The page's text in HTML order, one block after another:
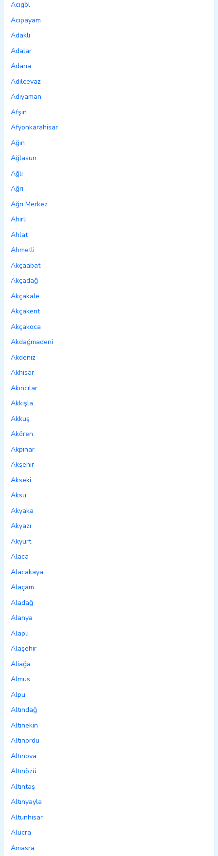
Acıgöl
Acıpayam
Adaklı
Adalar
Adana
Adilcevaz
Adıyaman
Afşin
Afyonkarahisar
Ağın
Ağlasun
Ağlı
Ağrı
Ağrı Merkez
Ahırlı
Ahlat
Ahmetli
Akçaabat
Akçadağ
Akçakale
Akçakent
Akçakoca
Akdağmadeni
Akdeniz
Akhisar
Akıncılar
Akkışla
Akkuş
Akören
Akpınar
Akşehir
Akseki
Aksu
Akyaka
Akyazı
Akyurt
Alaca
Alacakaya
Alaçam
Aladağ
Alanya
Alaplı
Alaşehir
Aliağa
Almus
Alpu
Altındağ
Altınekin
Altınordu
Altınova
Altınözü
Altıntaş
Altınyayla
Altunhisar
Alucra
Amasra